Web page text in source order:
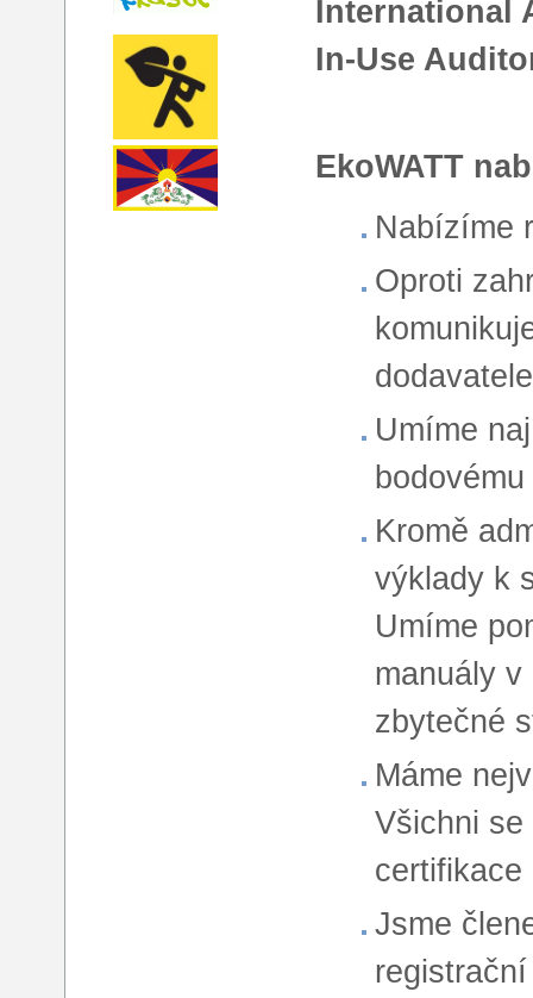
International
In-Use
EkoWATT
Nabízíme
Oproti
Umíme
Kromě
výklady k
Umíme
manuály
zbytečné
Máme
Všichni
certifikace
Jsme